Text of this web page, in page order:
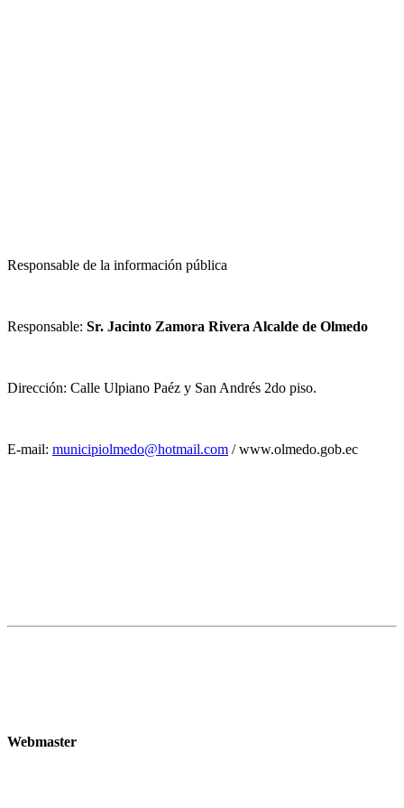
Responsable de la información pública
Responsable: Sr. Jacinto Zamora Rivera Alcalde de Olmedo
Dirección: Calle Ulpiano Paéz y San Andrés 2do piso.
E-mail: municipiolmedo@hotmail.com / www.olmedo.gob.ec
Webmaster